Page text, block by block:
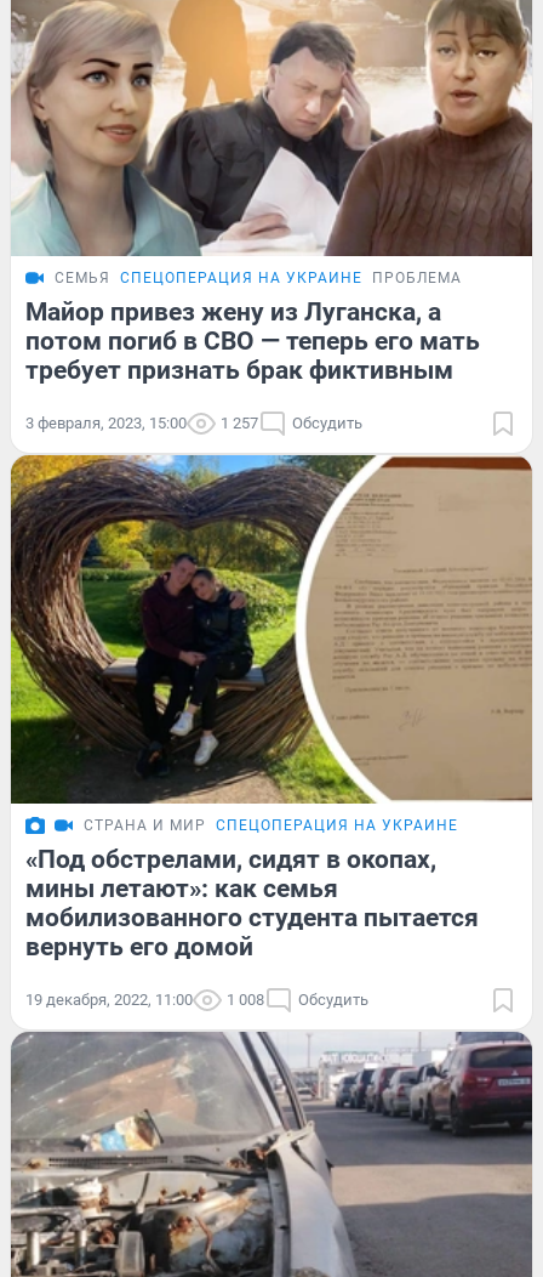
СЕМЬЯ СПЕЦОПЕРАЦИЯ НА УКРАИНЕ ПРОБЛЕМА
Майор привез жену из Луганска, а
потом погиб в СВО — теперь его мать
требует признать брак фиктивным
3 февраля, 2023, 15:00 1 257 Обсудить
СТРАНА И МИР СПЕЦОПЕРАЦИЯ НА УКРАИНЕ
«Под обстрелами, сидят в окопах,
мины летают»: как семья
мобилизованного студента пытается
вернуть его домой
19 декабря, 2022, 11:00 1 008 Обсудить